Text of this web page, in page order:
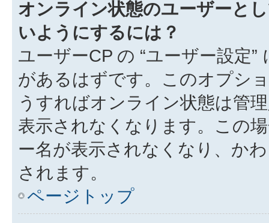
オンライン状態のユーザーと
いようにするには？
ユーザーCP の “ユーザー設定
があるはずです。このオプシ
うすればオンライン状態は管
表示されなくなります。この
ー名が表示されなくなり、か
されます。
ページトップ